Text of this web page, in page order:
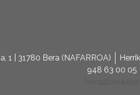
1 | 31780 Bera (NAFARROA)
948 63 00 05